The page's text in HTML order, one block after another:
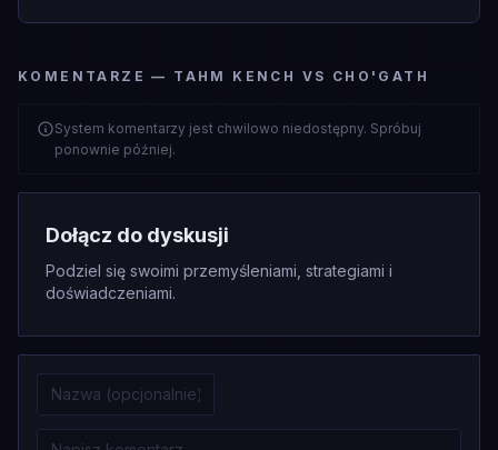
KOMENTARZE — TAHM KENCH VS CHO'GATH
System komentarzy jest chwilowo niedostępny. Spróbuj
ponownie później.
Dołącz do dyskusji
Podziel się swoimi przemyśleniami, strategiami i
doświadczeniami.